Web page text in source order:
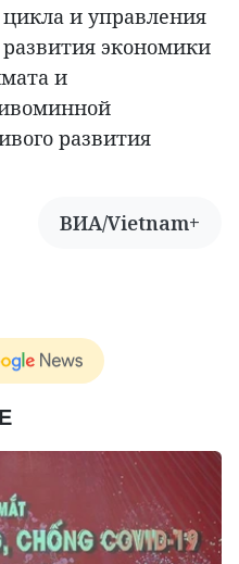
и управления
экономики
и
развития
ВИА/Vietnam+